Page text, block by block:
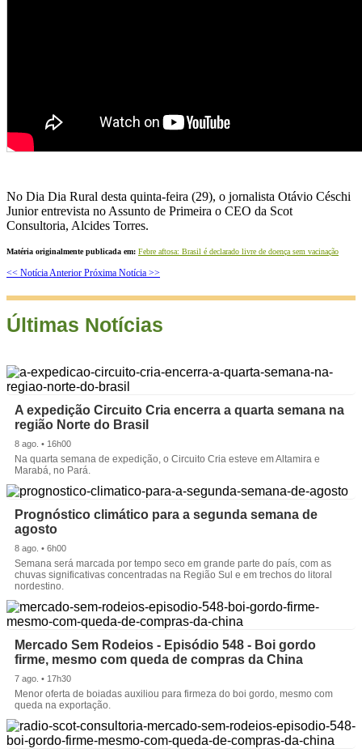
No Dia Dia Rural desta quinta-feira (29), o jornalista Otávio Céschi
Junior entrevista no Assunto de Primeira o CEO da Scot
Consultoria, Alcides Torres.
Matéria originalmente publicada em: Febre aftosa: Brasil é declarado livre de doença sem vacinação
<< Notícia Anterior Próxima Notícia >>
Últimas Notícias
A expedição Circuito Cria encerra a quarta semana na
região Norte do Brasil
8 ago. • 16h00
Na quarta semana de expedição, o Circuito Cria esteve em Altamira e
Marabá, no Pará.
Prognóstico climático para a segunda semana de
agosto
8 ago. • 6h00
Semana será marcada por tempo seco em grande parte do país, com as
chuvas significativas concentradas na Região Sul e em trechos do litoral
nordestino.
Mercado Sem Rodeios - Episódio 548 - Boi gordo
firme, mesmo com queda de compras da China
7 ago. • 17h30
Menor oferta de boiadas auxiliou para firmeza do boi gordo, mesmo com
queda na exportação.